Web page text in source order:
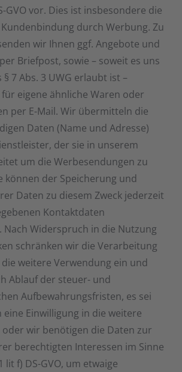
GVO vor. Dies ist insbesondere die
durch Werbung. Zu
wir Ihnen ggf. Angebote und
Briefpost, sowie – soweit es uns
7 Abs. 3 UWG erlaubt ist –
eigene ähnliche Waren oder
per E-Mail. Wir übermitteln die
Daten (Name und Adresse)
der sie in unserem
um die Werbesendungen zu
können der Speicherung und
Daten zu diesem Zweck jederzeit
Kontaktdaten
Nach Widerspruch in die Nutzung
schränken wir die Verarbeitung
weitere Verwendung ein und
Ablauf der steuer- und
Aufbewahrungsfristen, es sei
eine Einwilligung in die weitere
wir benötigen die Daten zur
berechtigten Interessen im Sinne
lit f) DS-GVO, um etwaige